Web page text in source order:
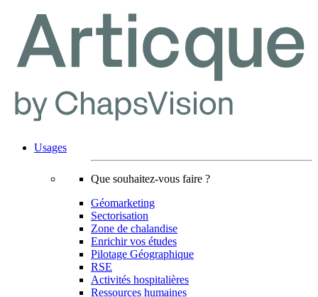
Usages
Que souhaitez-vous faire ?
Géomarketing
Sectorisation
Zone de chalandise
Enrichir vos études
Pilotage Géographique
RSE
Activités hospitalières
Ressources humaines